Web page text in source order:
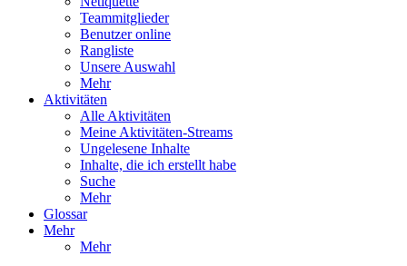
Teammitglieder
Benutzer online
Rangliste
Unsere Auswahl
Mehr
Aktivitäten
Alle Aktivitäten
Meine Aktivitäten-Streams
Ungelesene Inhalte
Inhalte, die ich erstellt habe
Suche
Mehr
Glossar
Mehr
Mehr